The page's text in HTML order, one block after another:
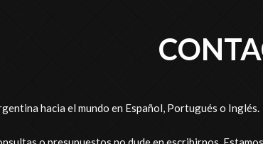
hacia el mundo en Español, Portugués o Inglés.